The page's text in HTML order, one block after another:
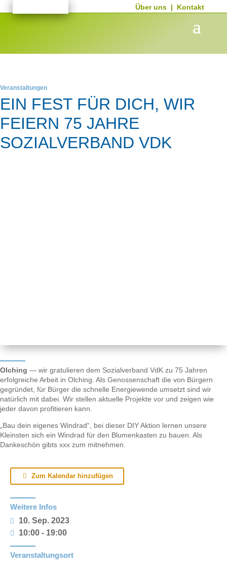
Über uns | Kontakt
Veranstaltungen
EIN FEST FÜR DICH, WIR
FEIERN 75 JAHRE
SOZIALVERBAND VDK
Olching — wir gratulieren dem Sozialverband VdK zu 75 Jahren
erfolgreiche Arbeit in Olching. Als Genossenschaft die von Bürgern
gegründet, für Bürger die schnelle Energiewende umsetzt sind wir
natürlich mit dabei. Wir stellen aktuelle Projekte vor und zeigen wie
jeder davon profitieren kann.
„Bau dein eigenes Windrad“, bei dieser DIY Aktion lernen unsere
Kleinsten sich ein Windrad für den Blumenkasten zu bauen. Als
Dankeschön gibts xxx zum mitnehmen.
Zum Kalendar hinzufügen
Weitere Infos
10. Sep. 2023
10:00 - 19:00
Veranstaltungsort